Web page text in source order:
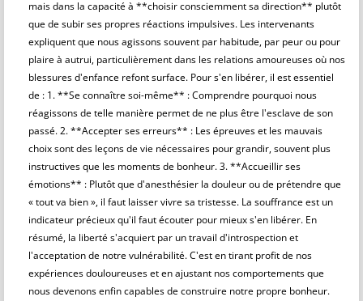
mais dans la capacité à **choisir consciemment sa direction** plutôt
que de subir ses propres réactions impulsives. Les intervenants
expliquent que nous agissons souvent par habitude, par peur ou pour
plaire à autrui, particulièrement dans les relations amoureuses où nos
blessures d'enfance refont surface. Pour s'en libérer, il est essentiel
de : 1. **Se connaître soi-même** : Comprendre pourquoi nous
réagissons de telle manière permet de ne plus être l'esclave de son
passé. 2. **Accepter ses erreurs** : Les épreuves et les mauvais
choix sont des leçons de vie nécessaires pour grandir, souvent plus
instructives que les moments de bonheur. 3. **Accueillir ses
émotions** : Plutôt que d'anesthésier la douleur ou de prétendre que
« tout va bien », il faut laisser vivre sa tristesse. La souffrance est un
indicateur précieux qu'il faut écouter pour mieux s'en libérer. En
résumé, la liberté s'acquiert par un travail d'introspection et
l'acceptation de notre vulnérabilité. C'est en tirant profit de nos
expériences douloureuses et en ajustant nos comportements que
nous devenons enfin capables de construire notre propre bonheur.